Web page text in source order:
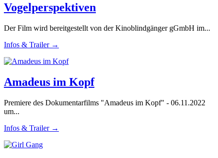
Vogelperspektiven
Der Film wird bereitgestellt von der Kinoblindgänger gGmbH im...
Infos & Trailer →
Amadeus im Kopf
Premiere des Dokumentarfilms "Amadeus im Kopf" - 06.11.2022
um...
Infos & Trailer →